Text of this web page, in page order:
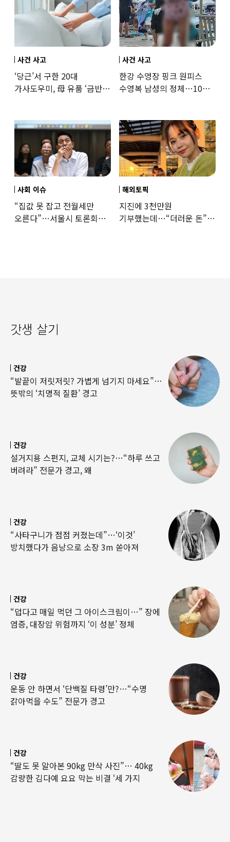
사건 사고
‘당근’서 구한 20대
가사도우미, 母 유품 ‘금반지
사건 사고
한강 수영장 핑크 원피스
수영복 남성의 정체…10대
사회 이슈
“집값 못 잡고 전월세만
오른다”…서울시 토론회서
해외토픽
지진에 3천만원
기부했는데…“더러운 돈”
갓생 살기
건강
“발끝이 저릿저릿? 가볍게 넘기지 마세요”…
뜻밖의 ‘치명적 질환’ 경고
건강
설거지용 스펀지, 교체 시기는?…“하루 쓰고
버려라” 전문가 경고, 왜
건강
“사타구니가 점점 커졌는데”…‘이것’
방치했다가 음낭으로 소장 3m 쏟아져
건강
“덥다고 매일 먹던 그 아이스크림이…” 장에
염증, 대장암 위험까지 ‘이 성분’ 정체
건강
운동 안 하면서 ‘단백질 타령’만?…“수명
갉아먹을 수도” 전문가 경고
건강
“딸도 못 알아본 90kg 만삭 사진”… 40kg
감량한 김다예 요요 막는 비결 ‘세 가지